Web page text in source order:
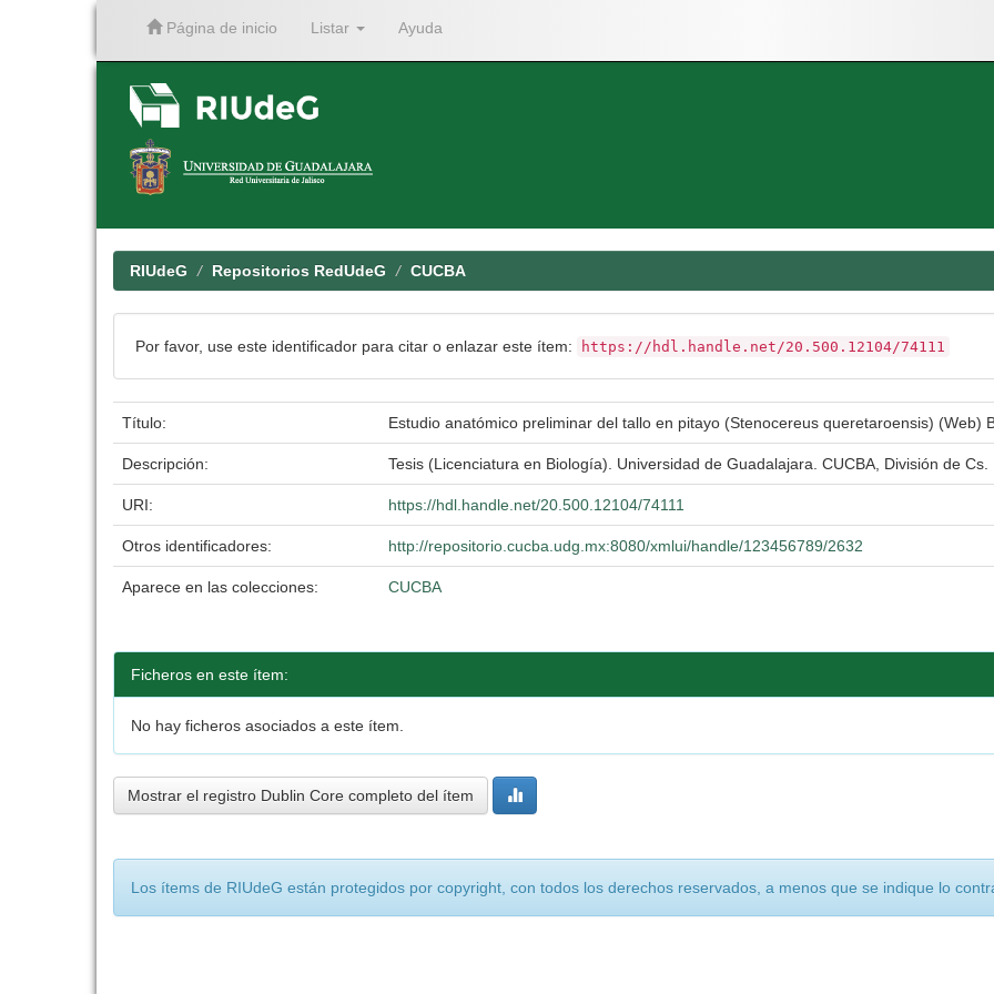
Página de inicio Listar Ayuda
RIUdeG Repositorios RedUdeG CUCBA
Por favor, use este identificador para citar o enlazar este ítem: https://hdl.handle.net/20.500.12104/74111
Título: Estudio anatómico preliminar del tallo en pitayo (Stenocereus queretaroensis) (Web)
Descripción: Tesis (Licenciatura en Biología). Universidad de Guadalajara. CUCBA, División de
URI: https://hdl.handle.net/20.500.12104/74111
Otros identificadores: http://repositorio.cucba.udg.mx:8080/xmlui/handle/123456789/2632
Aparece en las colecciones: CUCBA
Ficheros en este ítem:
No hay ficheros asociados a este ítem.
Mostrar el registro Dublin Core completo del ítem
Los ítems de RIUdeG están protegidos por copyright, con todos los derechos reservados, a menos que se indique lo